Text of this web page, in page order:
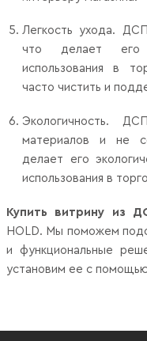
Легкость ухода.
что делает его
использования в
часто чистить и
Экологичность.
материалов и не
делает его
использования в
Купить витрину из
HOLD. Мы поможем
и функциональные
установим ее с